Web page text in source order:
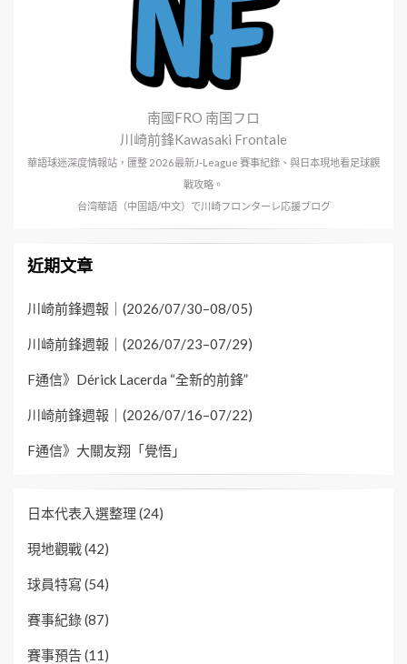
南國FRO 南国フロ
川崎前鋒Kawasaki Frontale
華語球迷深度情報站，匯整 2026最新J-League 賽事紀錄、與日本現地看足球觀
戰攻略。
台湾華語（中国語/中文）で川崎フロンターレ応援ブログ
近期文章
川崎前鋒週報｜(2026/07/30–08/05)
川崎前鋒週報｜(2026/07/23–07/29)
F通信》Dérick Lacerda “全新的前鋒”
川崎前鋒週報｜(2026/07/16–07/22)
F通信》大關友翔「覺悟」
日本代表入選整理 (24)
現地觀戰(42)
球員特寫 (54)
賽事紀錄(87)
賽事預告(11)